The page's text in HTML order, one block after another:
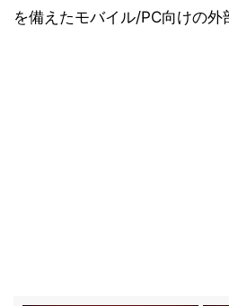
を備えたモバイル/PC向けの外